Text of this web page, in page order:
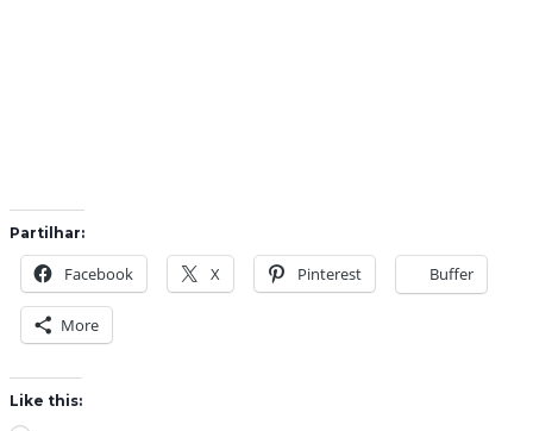
Partilhar:
Facebook X Pinterest Buffer
More
Like this: